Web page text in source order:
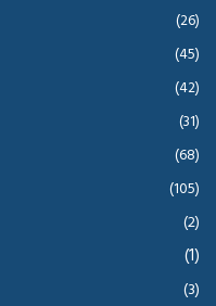
(26)
(45)
(42)
(31)
(68)
(105)
(2)
(1)
(3)